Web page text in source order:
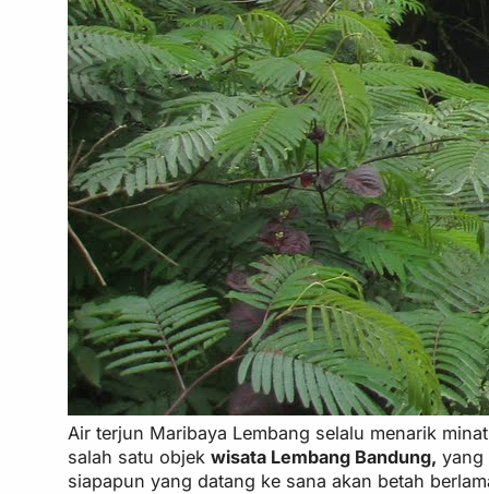
Air terjun Maribaya Lembang selalu menarik
salah satu objekwisata Lembang Bandung, yang
siapapun yang datang ke sana akan betah